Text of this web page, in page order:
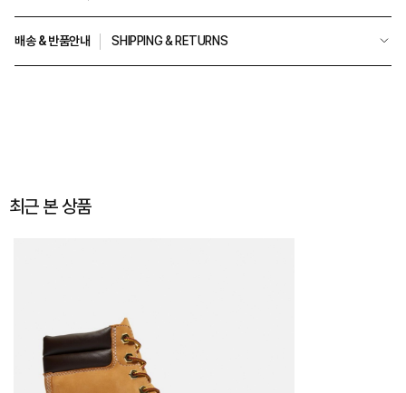
배송 & 반품안내 SHIPPING & RETURNS
최근 본 상품